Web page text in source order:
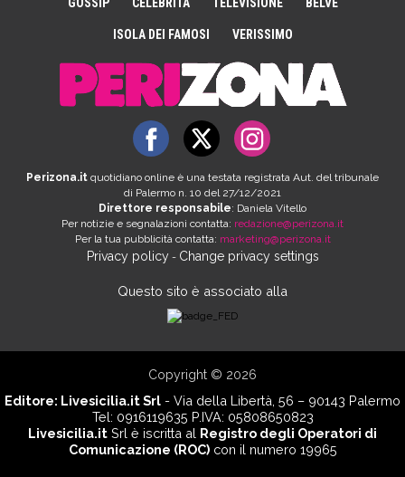
ISOLA DEI FAMOSI VERISSIMO
Perizona.it quotidiano online è una testata registrata Aut. del tribunale
di Palermo n. 10 del 27/12/2021
Direttore responsabile: Daniela Vitello
Per notizie e segnalazioni contatta: redazione@perizona.it
Per la tua pubblicità contatta: marketing@perizona.it
Privacy policy- Change privacy settings
Questo sito è associato alla
Copyright © 2026
Editore: Livesicilia.it Srl - Via della Libertà, 56 – 90143 Palermo
Tel: 0916119635 P.IVA: 05808650823
Livesicilia.it Srl è iscritta al Registro degli Operatori di
Comunicazione (ROC)con il numero 19965